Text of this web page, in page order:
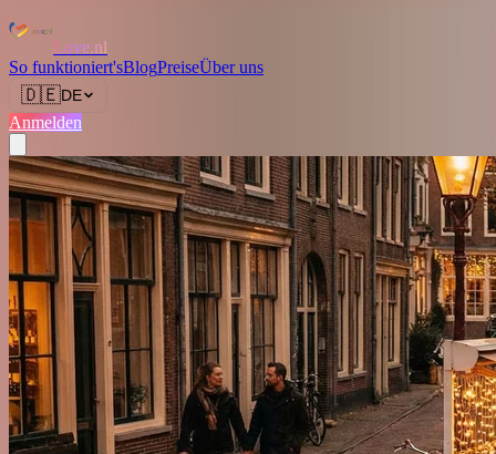
Love.nl
So funktioniert'sBlogPreiseÜber uns
🇩🇪DE
Anmelden